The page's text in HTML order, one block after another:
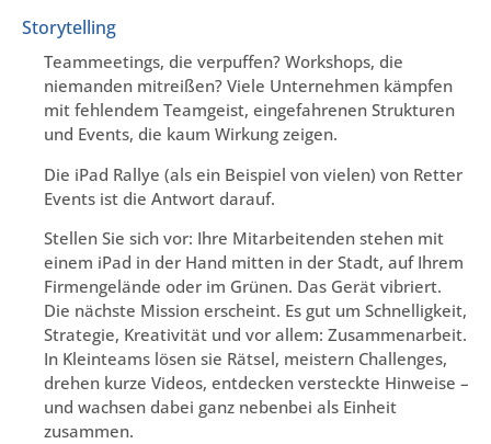
Storytelling
Teammeetings, die verpuffen? Workshops, die
niemanden mitreißen? Viele Unternehmen kämpfen
mit fehlendem Teamgeist, eingefahrenen Strukturen
und Events, die kaum Wirkung zeigen.
Die iPad Rallye (als ein Beispiel von vielen) von Retter
Events ist die Antwort darauf.
Stellen Sie sich vor: Ihre Mitarbeitenden stehen mit
einem iPad in der Hand mitten in der Stadt, auf Ihrem
Firmengelände oder im Grünen. Das Gerät vibriert.
Die nächste Mission erscheint. Es gut um Schnelligkeit,
Strategie, Kreativität und vor allem: Zusammenarbeit.
In Kleinteams lösen sie Rätsel, meistern Challenges,
drehen kurze Videos, entdecken versteckte Hinweise –
und wachsen dabei ganz nebenbei als Einheit
zusammen.